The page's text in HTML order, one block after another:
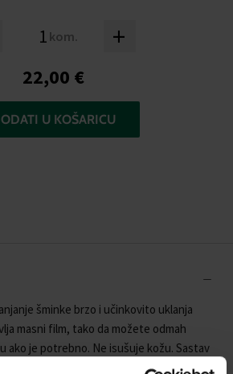
kom. +
22,00 €
U KOŠARICU
šminke brzo i učinkovito uklanja
masni film, tako da možete odmah
ako je potrebno. Ne isušuje kožu. Sastav
oftalmološki testiran, pogodan i za žene s